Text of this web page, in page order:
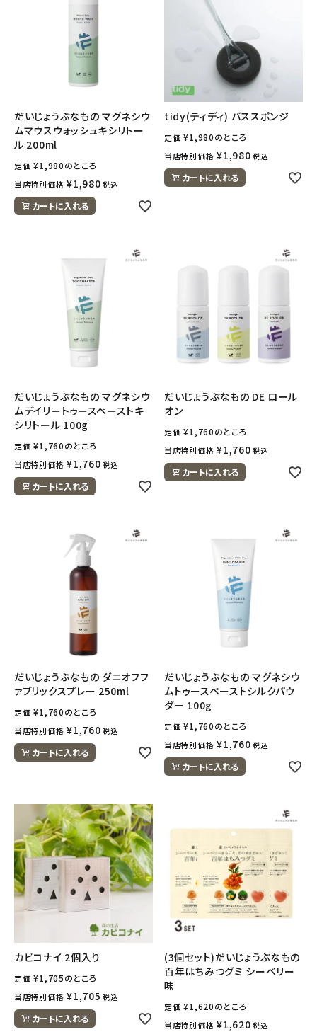
だいじょうぶなもの マグネシウ
ムマウスウォッシュキシリトー
ル 200ml
定価 ¥1,980のところ
当店特別価格 ¥1,980 税込
カートに入れる
tidy(ティディ) バススポンジ
定価 ¥1,980のところ
当店特別価格 ¥1,980 税込
カートに入れる
だいじょうぶなもの マグネシウ
ムデイリートゥースペーストキ
シリトール 100g
定価 ¥1,760のところ
当店特別価格 ¥1,760 税込
カートに入れる
だいじょうぶなもの DE ロール
オン
定価 ¥1,760のところ
当店特別価格 ¥1,760 税込
カートに入れる
だいじょうぶなもの ダニオフフ
ァブリックスプレー 250ml
定価 ¥1,760のところ
当店特別価格 ¥1,760 税込
カートに入れる
だいじょうぶなもの マグネシウ
ムトゥースペーストシルクパウ
ダー 100g
定価 ¥1,760のところ
当店特別価格 ¥1,760 税込
カートに入れる
カビコナイ 2個入り
定価 ¥1,705のところ
当店特別価格 ¥1,705 税込
カートに入れる
(3個セット)だいじょうぶなもの
百年はちみつグミ シーベリー
味
定価 ¥1,620のところ
当店特別価格 ¥1,620 税込